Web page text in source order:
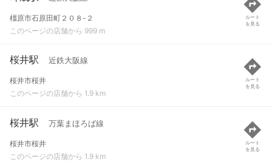
橿原市石原田町２０８-２
このページの店舗から 999 m
ルート
を見る
桜井駅 近鉄大阪線
桜井市桜井
このページの店舗から 1.9 km
ルート
を見る
桜井駅 万葉まほろば線
桜井市桜井
このページの店舗から 1.9 km
ルート
を見る